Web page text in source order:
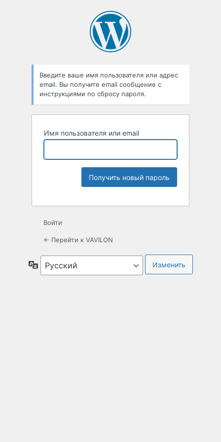
Введите ваше имя пользователя или адрес
email. Вы получите email сообщение с
инструкциями по сбросу пароля.
Имя пользователя или email
Войти
← Перейти к VAVILON
Язык